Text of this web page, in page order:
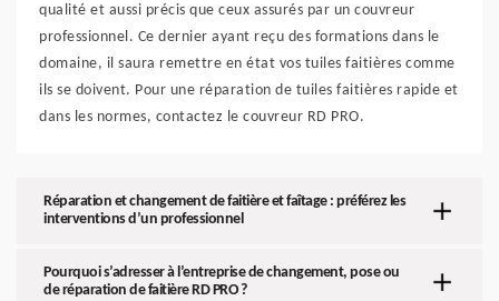
qualité et aussi précis que ceux assurés par un couvreur
professionnel. Ce dernier ayant reçu des formations dans le
domaine, il saura remettre en état vos tuiles faitières comme
ils se doivent. Pour une réparation de tuiles faitières rapide et
dans les normes, contactez le couvreur RD PRO.
Réparation et changement de faitière et faîtage : préférez les
interventions d’un professionnel
Pourquoi s’adresser à l’entreprise de changement, pose ou
de réparation de faitière RD PRO ?